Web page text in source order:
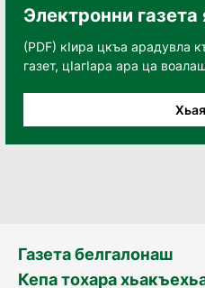
Электронни газета
(PDF) кӀира цкъа арадувла
газет, цӀагӀара ара ца
Газета белгалонаш
Кепа тохара